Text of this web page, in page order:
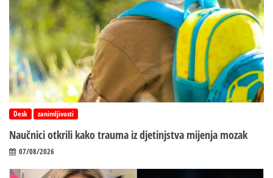
Desk zanimljivosti
Naučnici otkrili kako trauma iz d‌jetinjstva mijenja mozak
07/08/2026